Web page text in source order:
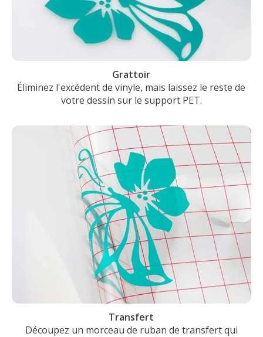
Grattoir
Éliminez l'excédent de vinyle, mais laissez le reste de
votre dessin sur le support PET.
Transfert
Découpez un morceau de ruban de transfert qui